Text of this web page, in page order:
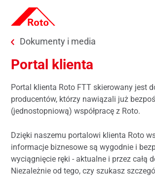
Skip to main content
You are here:
Dokumenty i media
Portal klienta
Portal klienta Roto FTT skierowany jest
producentów, którzy nawiązali już
(jednostopniową) współpracę z Roto.
Dzięki naszemu portalowi klienta Roto
informacje biznesowe są wygodnie i
wyciągnięcie ręki - aktualne i przez całą
Niezależnie od tego, czy szukasz